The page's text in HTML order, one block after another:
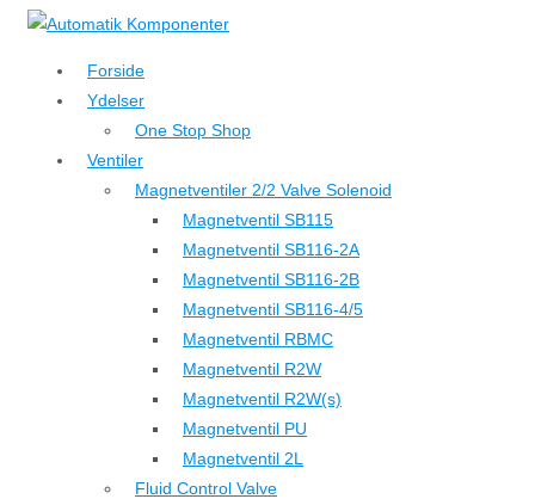
↓
hovedindhold
Forside
Ydelser
One Stop Shop
Ventiler
Magnetventiler 2/2 Valve Solenoid
Magnetventil SB115
Magnetventil SB116-2A
Magnetventil SB116-2B
Magnetventil SB116-4/5
Magnetventil RBMC
Magnetventil R2W
Magnetventil R2W(s)
Magnetventil PU
Magnetventil 2L
Fluid Control Valve